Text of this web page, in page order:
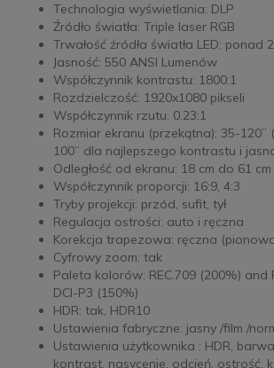
Technologia wyświetlania: DLP
Źródło światła: Triple laser RGB
Trwałość źródła światła LED: ponad
Jasność: 550 ANSI Lumenów
Współczynnik kontrastu: 1800:1
Rozdzielczość: 1920x1080 pikseli
Współczynnik rzutu: 0.23:1
Rozmiar ekranu (przekątna): 35-120”
100” dla najlepszego kontrastu i
Odległość od ekranu: 18 cm do 61 cm
Współczynnik proporcji: 16:9, 4:3
Tryby projekcji: przód, sufit, tył
Regulacja ostrości: auto i ręczna
Korekcja trapezowa: ręczna
Cyfrowy zoom: tak
Paleta kolorów: REC.709 (200%) and
DCI-P3 (150%)
HDR: tak, HDR10
Ustawienia fabryczne: jasny /film /
Ustawienia użytkownika : HDR,
kontrast, nasycenie, odcień, ostrość,